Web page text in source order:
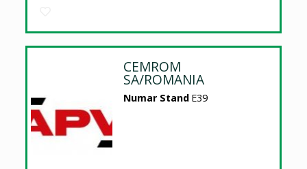
CEMROM
SA/ROMANIA
Numar Stand E39